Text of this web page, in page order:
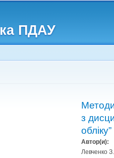
ПДАУ
з
обліку”
Автор(и):
Левченко